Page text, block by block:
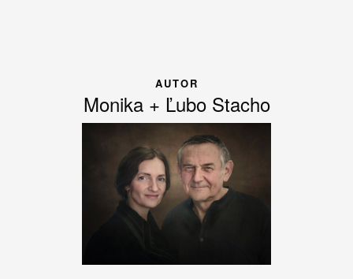
AUTOR
Monika + Ľubo Stacho